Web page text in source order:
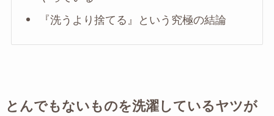
『洗うより捨てる』という究極の結論
とんでもないものを洗濯しているヤツが